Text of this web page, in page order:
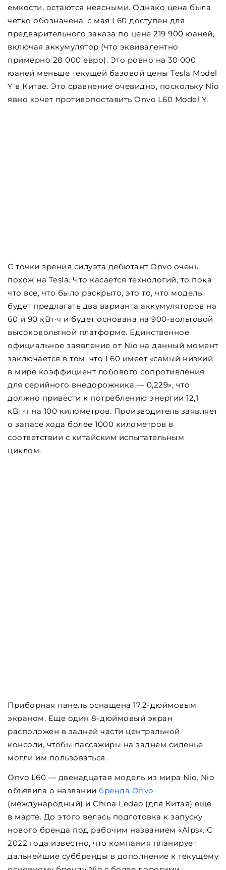
емкости, остаются неясными. Однако цена была
четко обозначена: с мая L60 доступен для
предварительного заказа по цене 219 900 юаней,
включая аккумулятор (что эквивалентно
примерно 28 000 евро). Это ровно на 30 000
юаней меньше текущей базовой цены Tesla Model
Y в Китае. Это сравнение очевидно, поскольку Nio
явно хочет противопоставить Onvo L60 Model Y.
С точки зрения силуэта дебютант Onvo очень
похож на Tesla. Что касается технологий, то пока
что все, что было раскрыто, это то, что модель
будет предлагать два варианта аккумуляторов на
60 и 90 кВт·ч и будет основана на 900-вольтовой
высоковольтной платформе. Единственное
официальное заявление от Nio на данный момент
заключается в том, что L60 имеет «самый низкий
в мире коэффициент лобового сопротивления
для серийного внедорожника — 0,229», что
должно привести к потреблению энергии 12,1
кВт·ч на 100 километров. Производитель заявляет
о запасе хода более 1000 километров в
соответствии с китайским испытательным
циклом.
Приборная панель оснащена 17,2-дюймовым
экраном. Еще один 8-дюймовый экран
расположен в задней части центральной
консоли, чтобы пассажиры на заднем сиденье
могли им пользоваться.
Onvo L60 — двенадцатая модель из мира Nio. Nio
объявила о названии бренда Onvo
(международный) и China Ledao (для Китая) еще
в марте. До этого велась подготовка к запуску
нового бренда под рабочим названием «Alps». С
2022 года известно, что компания планирует
дальнейшие суббренды в дополнение к текущему